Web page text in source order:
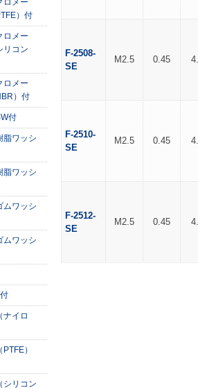
メー
）付
メー
リコン
メー
）付
付
ワッシ
ワッシ
ワッシ
ワッシ
イロ
）
リコン
F-2508-
SE
M2.5 0.45
F-2510-
SE
M2.5 0.45
F-2512-
SE
M2.5 0.45